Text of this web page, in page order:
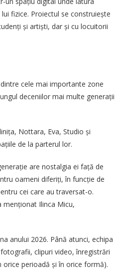
fizice. Proiectul se construiește
și artiști, dar și cu locuitorii
cele mai importante zone
deceniilor mai multe generații
Nottara, Eva, Studio și
de la parterul lor.
are nostalgia ei față de
oameni diferiți, în funcție de
cei care au traversat-o.
menționat Ilinca Micu,
anului 2026. Până atunci, echipa
clipuri video, înregistrări
orice perioadă și în orice formă).